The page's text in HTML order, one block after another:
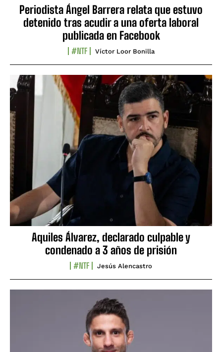
Periodista Ángel Barrera relata que estuvo
detenido tras acudir a una oferta laboral
publicada en Facebook
#NTF Víctor Loor Bonilla
Aquiles Álvarez, declarado culpable y
condenado a 3 años de prisión
#NTF Jesús Alencastro